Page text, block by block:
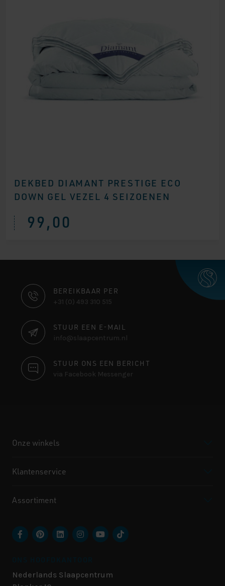
DEKBED DIAMANT PRESTIGE ECO
DOWN GEL VEZEL 4 SEIZOENEN
99,00
CONTACT
INFORMATIE
BEREIKBAAR PER
+31 (0) 493 310 515
STUUR EEN E-MAIL
info@slaapcentrum.nl
STUUR ONS EEN BERICHT
via Facebook Messenger
Onze winkels
Klantenservice
Assortiment
Nederlands Slaapcentrum